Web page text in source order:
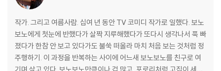
#3_산책하기 좋은 날
4월 이야기 -야끼소바
관광객과 생활인 사이 -고로케
여자들의 피크닉 도시락 -오니기리
한밤중의 산책 편의점 -오뎅
내가 편애하는 동네 -델리세트
작가. 그리고 여름사람. 십여 년 동안 TV 코미디 작가로 일했다. 보노
보노에게 첫눈에 반했다가 살짝 지루해했다가 또다시 생각나서 푹 빠
졌다가 한참 안 보고 있다가도 불쑥 떠올라 마치 처음 보는 것처럼 정
주행하기. 이 과정을 반복하는 사이에 어느새 보노보노를 친구로 여